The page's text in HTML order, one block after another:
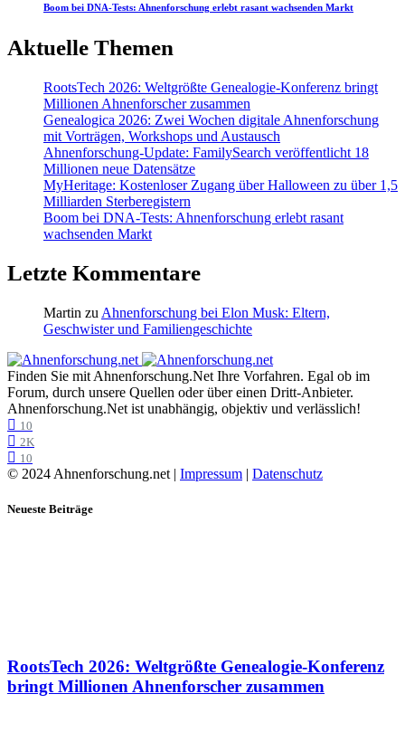
Boom bei DNA-Tests: Ahnenforschung erlebt rasant wachsenden Markt
Aktuelle Themen
RootsTech 2026: Weltgrößte Genealogie-Konferenz bringt
Millionen Ahnenforscher zusammen
Genealogica 2026: Zwei Wochen digitale Ahnenforschung
mit Vorträgen, Workshops und Austausch
Ahnenforschung-Update: FamilySearch veröffentlicht 18
Millionen neue Datensätze
MyHeritage: Kostenloser Zugang über Halloween zu über 1,5
Milliarden Sterberegistern
Boom bei DNA-Tests: Ahnenforschung erlebt rasant
wachsenden Markt
Letzte Kommentare
Martin zu Ahnenforschung bei Elon Musk: Eltern,
Geschwister und Familiengeschichte
Finden Sie mit Ahnenforschung.Net Ihre Vorfahren. Egal ob im
Forum, durch unsere Quellen oder über einen Dritt-Anbieter.
Ahnenforschung.Net ist unabhängig, objektiv und verlässlich!
10
2K
10
© 2024 Ahnenforschung.net | Impressum | Datenschutz
Neueste Beiträge
RootsTech 2026: Weltgrößte Genealogie-Konferenz
bringt Millionen Ahnenforscher zusammen